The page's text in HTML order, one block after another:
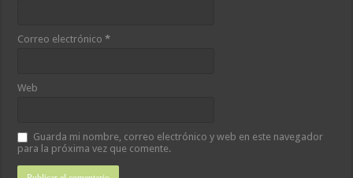
Correo electrónico*
Web
Guarda mi nombre, correo electrónico y web en este navegador
para la próxima vez que comente.